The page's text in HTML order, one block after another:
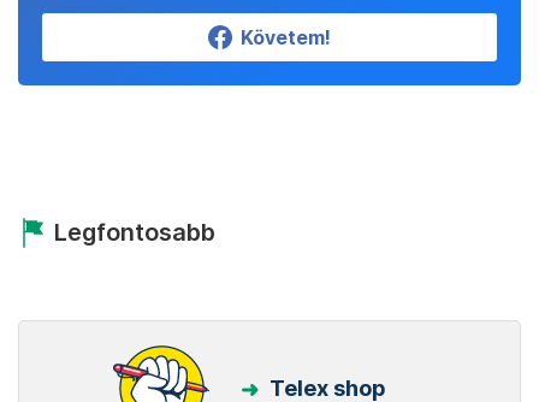
Követem!
Legfontosabb
Telex shop